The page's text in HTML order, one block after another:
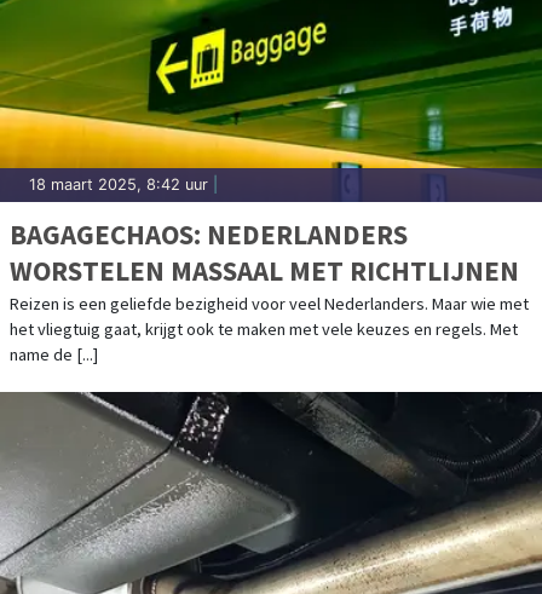
18 maart 2025, 8:42 uur
BAGAGECHAOS: NEDERLANDERS
WORSTELEN MASSAAL MET RICHTLIJNEN
Reizen is een geliefde bezigheid voor veel Nederlanders. Maar wie met
het vliegtuig gaat, krijgt ook te maken met vele keuzes en regels. Met
name de [...]